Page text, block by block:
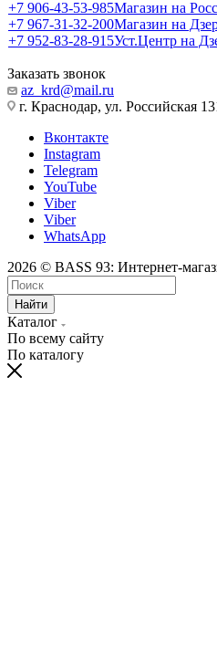
+7 906-43-53-985Магазин на
+7 967-31-32-200Магазин на
+7 952-83-28-915Уст.Центр на
Заказать звонок
az_krd@mail.ru
г. Краснодар, ул. Российская
Вконтакте
Instagram
Telegram
YouTube
Viber
Viber
WhatsApp
2026 © BASS 93: Интернет-
Найти
Каталог
По всему сайту
По каталогу